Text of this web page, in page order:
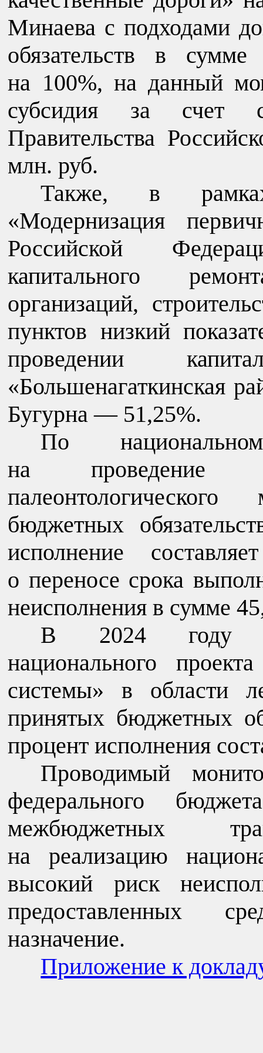
Минаева с подходами
обязательств в
на 100%, на данный
субсидия за счет
Правительства
млн. руб.
Также, в рамках
«Модернизация
Российской
капитального
организаций,
пунктов низкий
проведении
«Большенагаткинская
Бугурна — 51,25%.
По
на проведение
бюджетных
исполнение
о переносе срока
неисполнения в сумме
В 2024 году
национального
системы» в области
принятых бюджетных
процент исполнения
Проводимый
федерального
межбюджетных
на реализацию
высокий риск
предоставленных
назначение.
Приложение к